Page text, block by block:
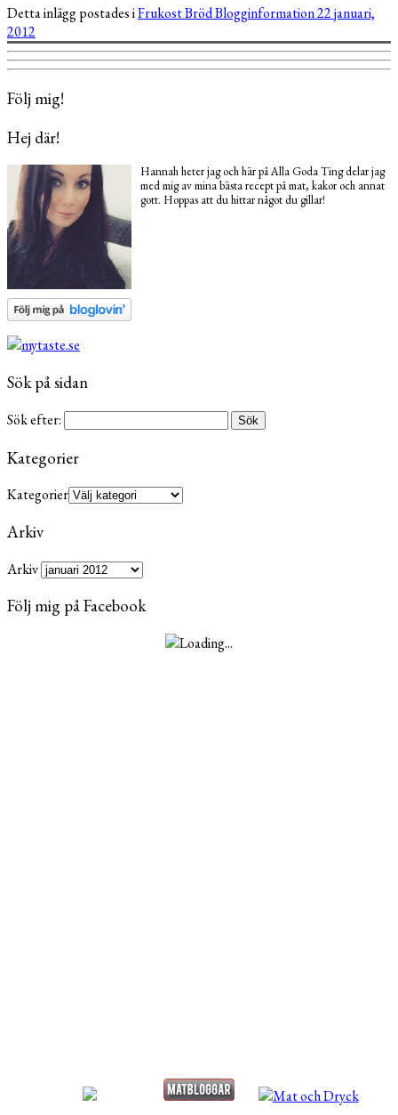
Detta inlägg postades iFrukostBrödBlogginformation22 januari,
2012
Följ mig!
Hej där!
Hannah heter jag och här på Alla Goda Ting delar jag
med mig av mina bästa recept på mat, kakor och annat
gott. Hoppas att du hittar något du gillar!
Sök på sidan
Sök efter:
Kategorier
Kategorier
Arkiv
Arkiv
Följ mig på Facebook